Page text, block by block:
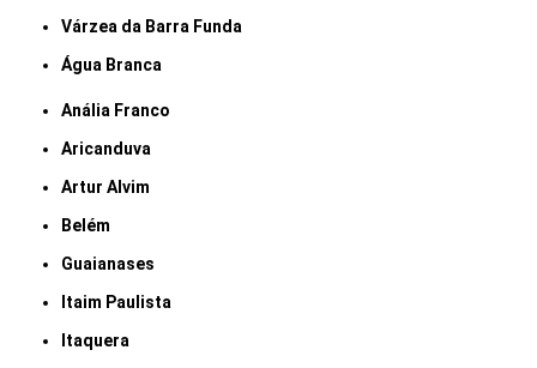
Várzea da Barra Funda
Água Branca
Anália Franco
Aricanduva
Artur Alvim
Belém
Guaianases
Itaim Paulista
Itaquera